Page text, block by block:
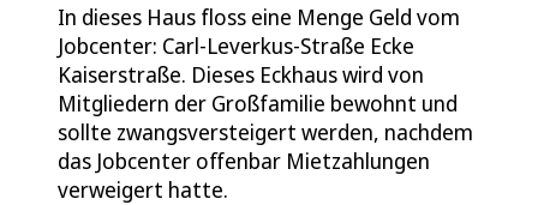
In dieses Haus floss eine Menge Geld vom
Jobcenter: Carl-Leverkus-Straße Ecke
Kaiserstraße. Dieses Eckhaus wird von
Mitgliedern der Großfamilie bewohnt und
sollte zwangsversteigert werden, nachdem
das Jobcenter offenbar Mietzahlungen
verweigert hatte.